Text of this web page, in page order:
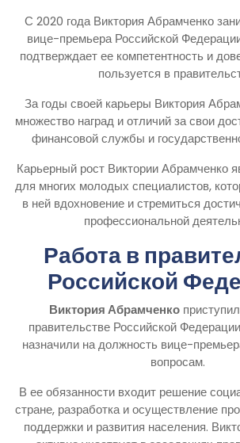
С 2020 года Виктория Абрамченко
вице-премьера Российской
подтверждает ее компетентность и
пользуется в
За годы своей карьеры Виктория
множество наград и отличий за свои
финансовой службы и
Карьерный рост Виктории Абрамченко
для многих молодых специалистов,
в ней вдохновение и стремиться
профессиональной
Работа в
Российской
Виктория Абрамченко
правительстве Российской
назначили на должность вице-
вопросам.
В ее обязанности входит решение
стране, разработка и осуществление
поддержки и развития населения.